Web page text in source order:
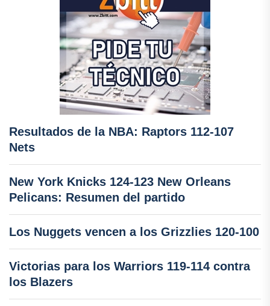
Resultados de la NBA: Raptors 112-107
Nets
New York Knicks 124-123 New Orleans
Pelicans: Resumen del partido
Los Nuggets vencen a los Grizzlies 120-100
Victorias para los Warriors 119-114 contra
los Blazers